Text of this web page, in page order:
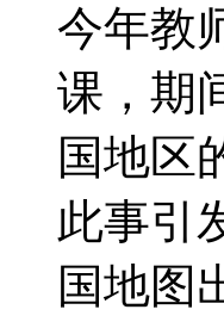
今年教
课，期
国地区
此事引
国地图